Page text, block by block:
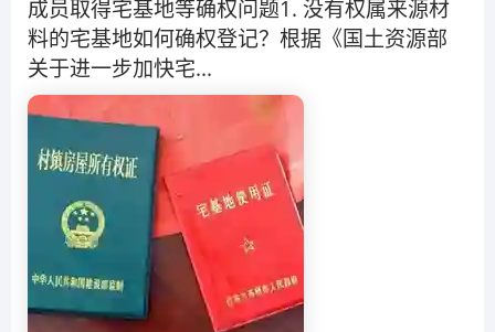
成员取得宅基地等确权问题1. 没有权属来源材
料的宅基地如何确权登记？根据《国土资源部
关于进一步加快宅...